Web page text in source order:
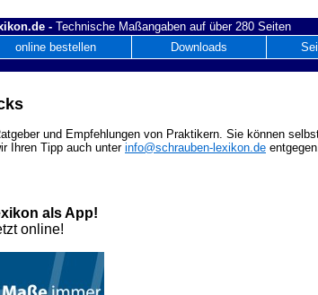
- Technische Maßangaben auf über 280 Seiten
online bestellen Downloads
und Empfehlungen von Praktikern. Sie können
Ihren Tipp auch unterinfo@schrauben-lexikon.de
als App!
online!